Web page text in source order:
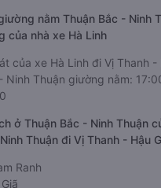
nằm Thuận Bắc - Ninh
của nhà xe Hà Linh
của xe Hà Linh đi Vị Thanh -
Ninh Thuận giường nằm:
ở Thuận Bắc - Ninh Thuận
Thuận đi Vị Thanh - Hậu
Ranh